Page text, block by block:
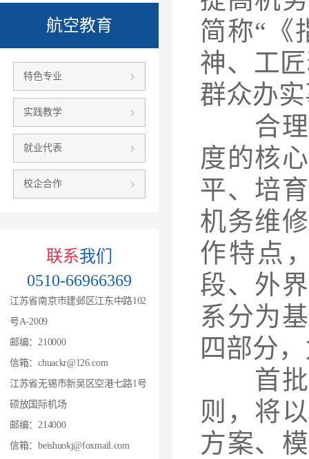
航空教育
特色专业
实践教学
就业代表
校企合作
联系我们
0510-66966369
江苏省南京市建邺区江东中路102
号A-2009
邮编：210000
信箱：chuackr@126.com
江苏省无锡市新吴区空港七路1号
硕放国际机场
邮编：214000
信箱：beishuokj@foxmail.com
简称“《
神、工
群众办
合理
度的核
平、培
机务维
作特点
段、外
系分为
四部分
首批
则，将
方案、